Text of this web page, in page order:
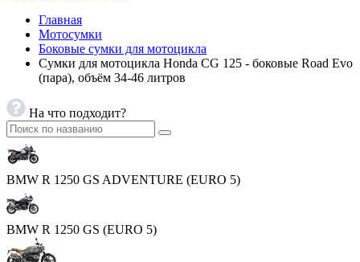
Главная
Мотосумки
Боковые сумки для мотоцикла
Сумки для мотоцикла Honda CG 125 - боковые Road Evo
(пара), объём 34-46 литров
На что подходит?
BMW R 1250 GS ADVENTURE (EURO 5)
BMW R 1250 GS (EURO 5)